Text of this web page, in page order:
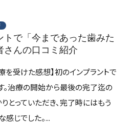
トで「今まであった歯みた
さんの口コミ紹介
受けた感想】初のインプラントで
。治療の開始から最後の完了迄の
とっていただき、完了時にはもう
感じでした。...